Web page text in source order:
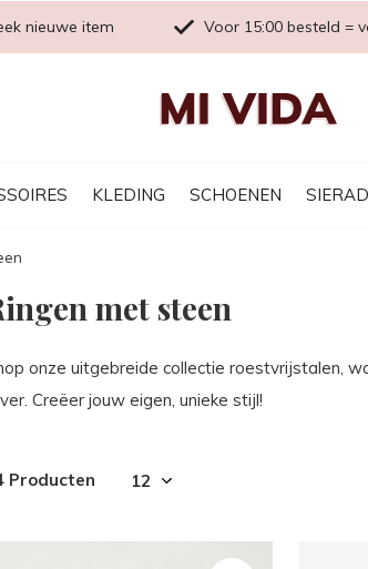
KLEDING SCHOENEN
nieuwe item Voor 15:00 besteld =
met steen
onze uitgebreide collectie roestvrijstalen,
Creëer jouw eigen, unieke stijl!
Producten